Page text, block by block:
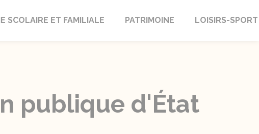
SCOLAIRE ET FAMILIALE PATRIMOINE LOISIRS-SPORT
publique d'État